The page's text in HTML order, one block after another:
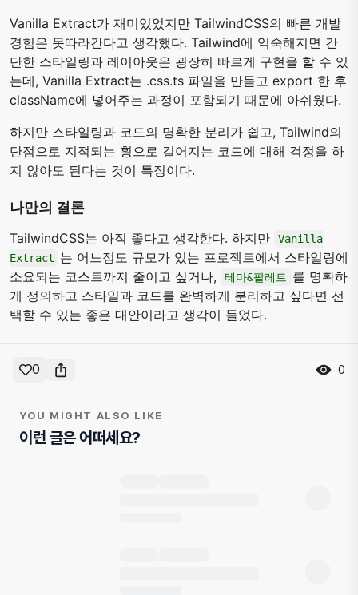
Vanilla Extract가 재미있었지만 TailwindCSS의 빠른 개발
경험은 못따라간다고 생각했다. Tailwind에 익숙해지면 간
단한 스타일링과 레이아웃은 굉장히 빠르게 구현을 할 수 있
는데, Vanilla Extract는 .css.ts 파일을 만들고 export 한 후
className에 넣어주는 과정이 포함되기 때문에 아쉬웠다.
하지만 스타일링과 코드의 명확한 분리가 쉽고, Tailwind의
단점으로 지적되는 횡으로 길어지는 코드에 대해 걱정을 하
지 않아도 된다는 것이 특징이다.
나만의 결론
TailwindCSS는 아직 좋다고 생각한다. 하지만
Vanilla
Extract 는 어느정도 규모가 있는 프로젝트에서 스타일링에
소요되는 코스트까지 줄이고 싶거나,
테마&팔레트
를 명확하
게 정의하고 스타일과 코드를 완벽하게 분리하고 싶다면 선
택할 수 있는 좋은 대안이라고 생각이 들었다.
0 0
YOU MIGHT ALSO LIKE
이런 글은 어떠세요?